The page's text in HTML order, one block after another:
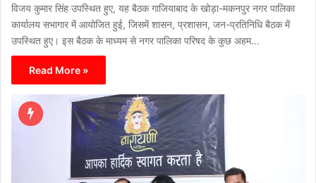
विजय कुमार सिंह उपस्थित हुए, यह बैठक गाजियाबाद के खोड़ा-मकनपुर नगर पालिका
कार्यालय सभागार में आयोजित हुई, जिसमें शासन, प्रशासन, जन-प्रतिनिधि बैठक में
उपस्थित हुए। इस बैठक के माध्यम से नगर पालिका परिषद के कुछ अहम…
Read More »